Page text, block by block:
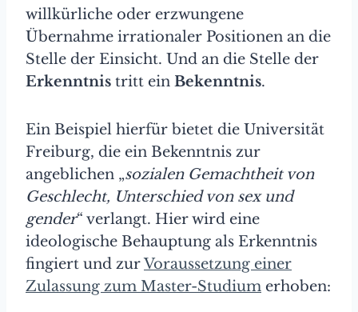
willkürliche oder erzwungene
Übernahme irrationaler Positionen an die
Stelle der Einsicht. Und an die Stelle der
Erkenntnis tritt ein Bekenntnis.
Ein Beispiel hierfür bietet die Universität
Freiburg, die ein Bekenntnis zur
angeblichen „sozialen Gemachtheit von
Geschlecht, Unterschied von sex und
gender“ verlangt. Hier wird eine
ideologische Behauptung als Erkenntnis
fingiert und zurVoraussetzung einer
Zulassung zum Master-Studium erhoben: